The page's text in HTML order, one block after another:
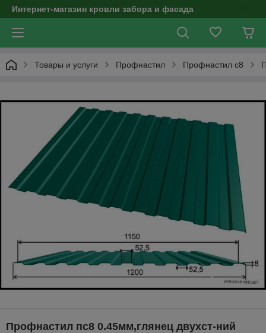
Интернет-магазин кровли забора и фасада
Товары и услуги Профнастил Профнастил с8
Профнастил пс8 0.45мм,глянец двухст-ний